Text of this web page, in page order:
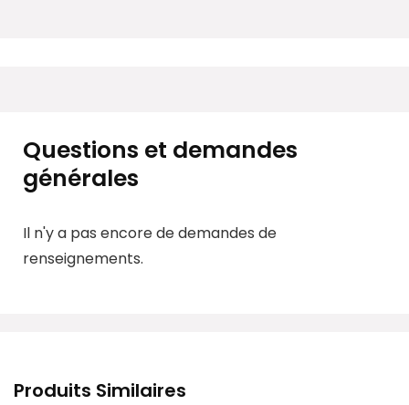
Questions et demandes
générales
Il n'y a pas encore de demandes de
renseignements.
Produits Similaires